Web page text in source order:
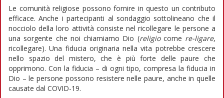
Le comunità religiose possono fornire in questo un contributo
efficace. Anche i partecipanti al sondaggio sottolineano che il
nocciolo della loro attività consiste nel ricollegare le persone a
una sorgente che noi chiamiamo Dio (religiocome re-ligare,
ricollegare). Una fiducia originaria nella vita potrebbe crescere
nello spazio del mistero, che è più forte delle paure che
opprimono. Con la fiducia – di ogni tipo, compresa la fiducia in
Dio – le persone possono resistere nelle paure, anche in quelle
causate dal COVID-19.